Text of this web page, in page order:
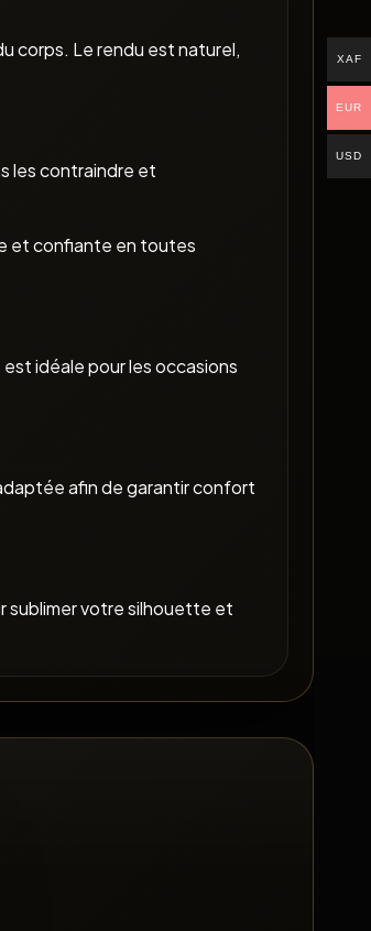
corps. Le rendu est naturel,
les contraindre et
et confiante en toutes
idéale pour les occasions
afin de garantir confort
sublimer votre silhouette et
XAF
EUR
USD